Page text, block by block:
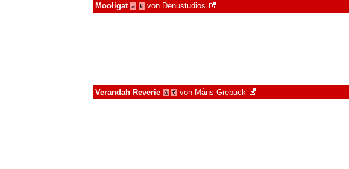
Mooligat à € von Denustudios
Verandah Reverie à € von Måns Grebäck